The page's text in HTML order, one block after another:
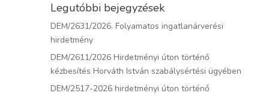
Legutóbbi bejegyzések
DEM/2631/2026. Folyamatos ingatlanárverési
hirdetmény
DEM/2611/2026 Hirdetményi úton történő
kézbesítés Horváth István szabálysértési ügyében
DEM/2517-2026 hirdetményi úton történő